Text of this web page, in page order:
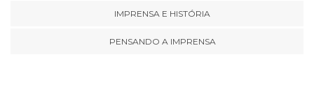
IMPRENSA E HISTÓRIA
PENSANDO A IMPRENSA